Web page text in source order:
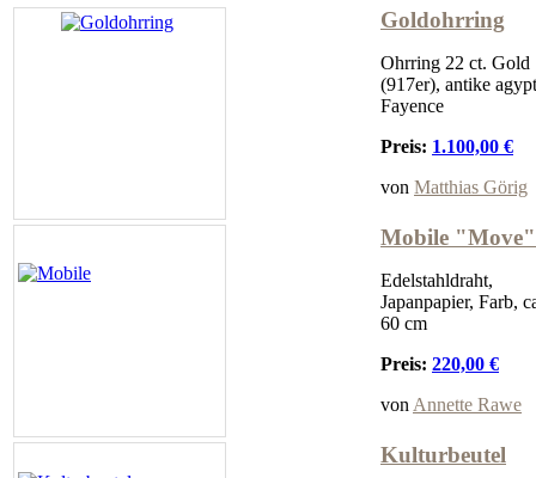
Goldohrring
Ohrring 22 ct. Gold
(917er), antike
Fayence
Preis: 1.100,00 €
von Matthias Görig
Mobile "Move"
Edelstahldraht,
Japanpapier, Farb,
60 cm
Preis: 220,00 €
von Annette Rawe
Kulturbeutel